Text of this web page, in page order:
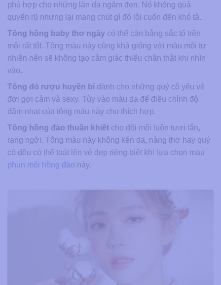
phù hợp cho những làn da ngăm đen. Nó không quá
quyến rũ nhưng lại mang chút gì đó lôi cuốn đến khó tả.
Tông hồng baby thơ ngây có thể cân bằng sắc tố trên
môi rất tốt. Tông màu này cũng khá giống với màu môi tự
nhiên nên sẽ không tạo cảm giác thiếu chân thật khi nhìn
vào.
Tông đỏ rượu huyền bí dành cho những quý cô yêu vẻ
đợi gợi cảm và sexy. Tùy vào màu da để điều chỉnh độ
đậm nhạt của tông màu này cho thích hợp.
Tông hồng đào thuần khiết cho đôi môi luôn tươi tắn,
rạng ngời. Tông màu này không kén da, nàng thơ hay quý
cô đều có thể toát lên vẻ đẹp riêng biệt khi lựa chọn màu
phun môi hồng đào này.